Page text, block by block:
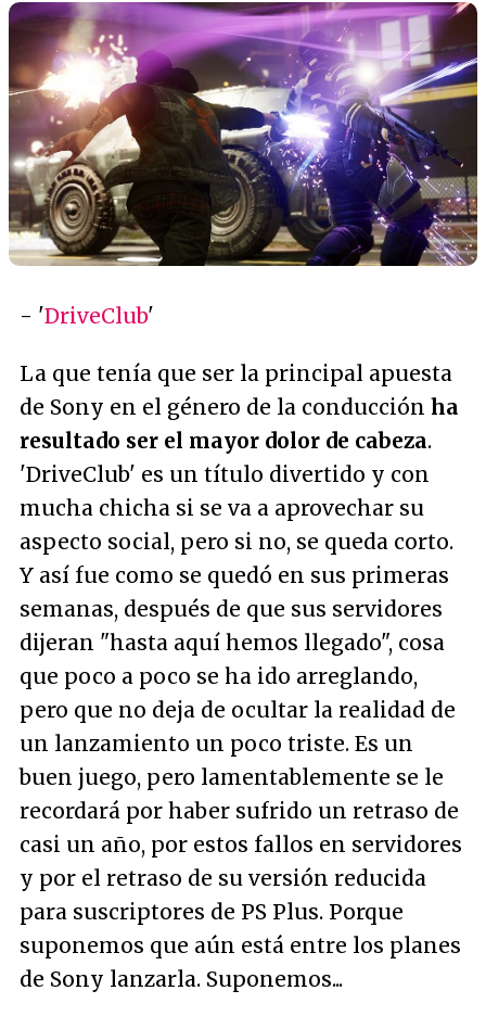
- 'DriveClub'
La que tenía que ser la principal apuesta
de Sony en el género de la conducción ha
resultado ser el mayor dolor de cabeza.
'DriveClub' es un título divertido y con
mucha chicha si se va a aprovechar su
aspecto social, pero si no, se queda corto.
Y así fue como se quedó en sus primeras
semanas, después de que sus servidores
dijeran "hasta aquí hemos llegado", cosa
que poco a poco se ha ido arreglando,
pero que no deja de ocultar la realidad de
un lanzamiento un poco triste. Es un
buen juego, pero lamentablemente se le
recordará por haber sufrido un retraso de
casi un año, por estos fallos en servidores
y por el retraso de su versión reducida
para suscriptores de PS Plus. Porque
suponemos que aún está entre los planes
de Sony lanzarla. Suponemos...